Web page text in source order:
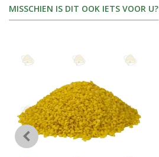
MISSCHIEN IS DIT OOK IETS VOOR U?